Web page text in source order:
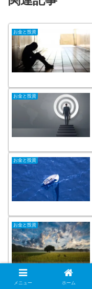
お金と投資
お金と投資
お金と投資
お金と投資
メニュー ホーム